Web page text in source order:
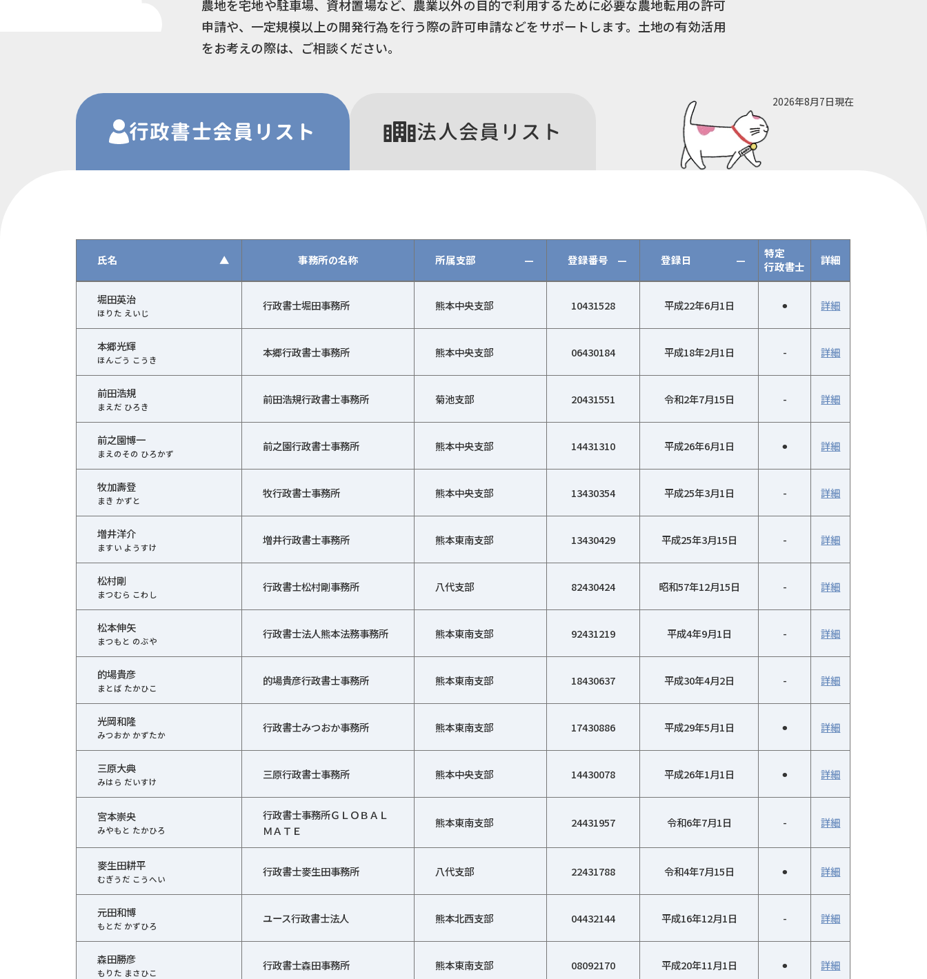
農地を宅地や駐車場、資材置場など、農業以外の目的で利用するために必要な農地転用の許可
申請や、一定規模以上の開発行為を行う際の許可申請などをサポートします。土地の有効活用
をお考えの際は、ご相談ください。
2026年8月7日現在
行政書士会員リスト 法人会員リスト
行政書士会員の一覧（氏名、事務所の名称、行政書士会、登録番号、登録日、特定行政書士、詳細）
氏名 ▲ 事務所の名称 所属支部 — 登録番号 — 登録日 —
特定
行政書士
詳細
堀田英治
ほりた えいじ
行政書士堀田事務所 熊本中央支部 10431528 平成22年6月1日 ⚫︎ 詳細
本郷光輝
ほんごう こうき
本郷行政書士事務所 熊本中央支部 06430184 平成18年2月1日 - 詳細
前田浩規
まえだ ひろき
前田浩規行政書士事務所 菊池支部 20431551 令和2年7月15日 - 詳細
前之園博一
まえのその ひろかず
前之園行政書士事務所 熊本中央支部 14431310 平成26年6月1日 ⚫︎ 詳細
牧加壽登
まき かずと
牧行政書士事務所 熊本中央支部 13430354 平成25年3月1日 - 詳細
増井洋介
ますい ようすけ
増井行政書士事務所 熊本東南支部 13430429 平成25年3月15日 - 詳細
松村剛
まつむら こわし
行政書士松村剛事務所 八代支部 82430424 昭和57年12月15日 - 詳細
松本伸矢
まつもと のぶや
行政書士法人熊本法務事務所 熊本東南支部 92431219 平成4年9月1日 - 詳細
的場貴彦
まとば たかひこ
的場貴彦行政書士事務所 熊本東南支部 18430637 平成30年4月2日 - 詳細
光岡和隆
みつおか かずたか
行政書士みつおか事務所 熊本東南支部 17430886 平成29年5月1日 ⚫︎ 詳細
三原大典
みはら だいすけ
三原行政書士事務所 熊本中央支部 14430078 平成26年1月1日 ⚫︎ 詳細
宮本崇央
みやもと たかひろ
行政書士事務所ＧＬＯＢＡＬ
ＭＡＴＥ
熊本東南支部 24431957 令和6年7月1日 - 詳細
麥生田耕平
むぎうだ こうへい
行政書士麥生田事務所 八代支部 22431788 令和4年7月15日 ⚫︎ 詳細
元田和博
もとだ かずひろ
ユース行政書士法人 熊本北西支部 04432144 平成16年12月1日 - 詳細
森田勝彦
もりた まさひこ
行政書士森田事務所 熊本東南支部 08092170 平成20年11月1日 ⚫︎ 詳細